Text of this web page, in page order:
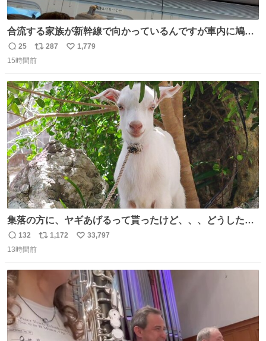
合流する家族が新幹線で向かっているんですが車内に鳩が
乗車してしまったようで 捕獲の為那須塩原で10分停止した
ようで🤣無事降車👏しかし乗り継ぎが間に合わなくなって
返
信
25
リ
ポ
ト
数
287
い
数
1,779
15時間前
集落の方に、ヤギあげるって貰ったけど、、、どうしたら
ええんかわからん。 とりあえず軒先に繋いでるけど人慣れ
してないから、スマホの通知音でビクッてなってはる。
返
信
132
リ
ト
数
1,172
い
数
33,797
13時間前